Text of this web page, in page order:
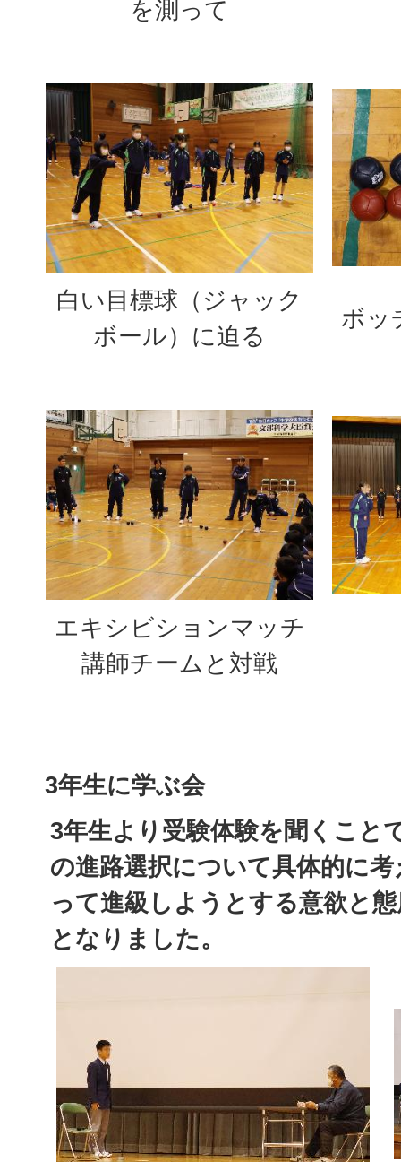
を測って
白い目標球（ジャック
ボール）に迫る
ボッ
エキシビションマッチ
講師チームと対戦
3年生に学ぶ会
3年生より受験体験を聞くこと
の進路選択について具体的に
って進級しようとする意欲と
となりました。